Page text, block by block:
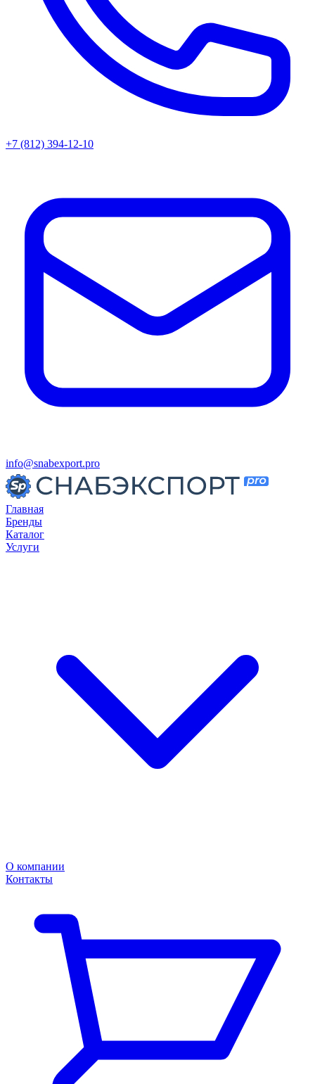
+7 (812) 394-12-10
info@snabexport.pro
Главная
Бренды
Каталог
Услуги
О компании
Контакты